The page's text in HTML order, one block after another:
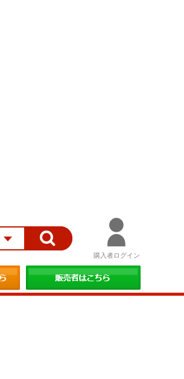
購入者ログイン